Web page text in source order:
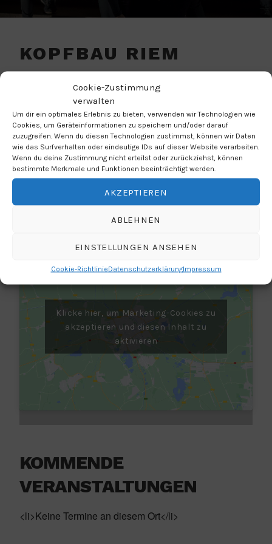
Cookie-Zustimmung
verwalten
Um dir ein optimales Erlebnis zu bieten, verwenden wir Technologien wie
Cookies, um Geräteinformationen zu speichern und/oder darauf
zuzugreifen. Wenn du diesen Technologien zustimmst, können wir Daten
wie das Surfverhalten oder eindeutige IDs auf dieser Website verarbeiten.
Wenn du deine Zustimmung nicht erteilst oder zurückziehst, können
bestimmte Merkmale und Funktionen beeinträchtigt werden.
AKZEPTIEREN
ABLEHNEN
EINSTELLUNGEN ANSEHEN
Cookie-RichtlinieDatenschutzerklärungImpressum
KOPFBAU RIEM
VERANSTALTUNGSORT
Werner-Eckert-Straße 1, 81829 München
München
81829
NÄCHSTE VERANSTALTUNG
Keine bevorstehenden Veranstaltungen
Klicke hier, um Marketing-Cookies zu
akzeptieren und diesen Inhalt zu
aktivieren
KOMMENDE
VERANSTALTUNGEN
<li>Keine Termine an diesem Ort</li>